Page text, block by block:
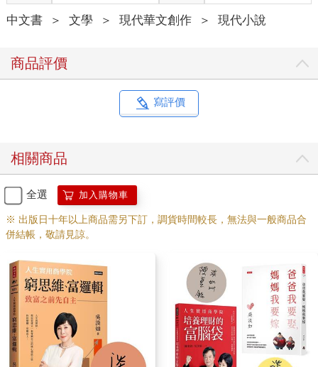
不寫當然快活，卻無法跟另一個我交代。那一個我，不管時間如
何推移，總是一本初衷，提醒自己應該要回到最單純的願望：無
不然，老感覺對不起自己似的。
回頭看，寫每一本小說的時候，都是我的人生轉折很大的時候。
這一本，大概是從媽媽還未發現罹癌到媽媽去世後半年才寫完。
說家的，花了二十年到螢光幕前露臉到底有什麼意義？但願我自
己能對自己交代清楚。只能自我解嘲：凡是發生過的事必然有因
緣。）
十年未寫長篇，寫作過程對我而言絕對艱辛。好像老爺車，發車
的時間就很長，發好久才能動。先寫了十四五萬字，二校時補稿
竟又多了三萬字，然後又自知過於嚕囌，又刪了四五萬字，狠狠
刪了幾個「其實沒有他更完整」的角色。
寫作時心念專一，朋友約我，我總說「等我寫到一段落再說」，
幾無應酬，不近人情，咬緊牙根的活下去。
每一次改稿都像在跟自己開批鬥大會，體無完膚。
中文書 ＞ 文學 ＞ 現代華文創作 ＞ 現代小說
商品評價
寫評價
相關商品
全選 加入購物車
※ 出版日十年以上商品需另下訂，調貨時間較長，無法與一般商品合
併結帳，敬請見諒。